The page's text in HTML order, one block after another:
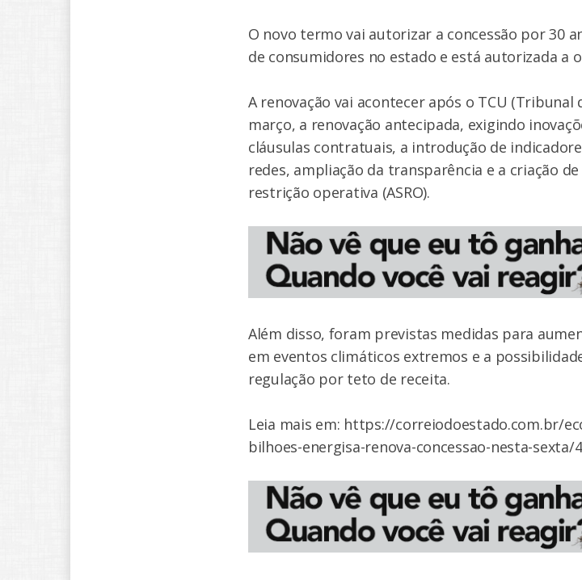
O novo termo vai autorizar a concessão por 30
de consumidores no estado e está autorizada a
A renovação vai acontecer após o TCU
março, a renovação antecipada, exigindo
cláusulas contratuais, a introdução de
redes, ampliação da transparência e a criação
restrição operativa (ASRO).
Além disso, foram previstas medidas para
em eventos climáticos extremos e a
regulação por teto de receita.
Leia mais em: https://correiodoestado.com.br/
bilhoes-energisa-renova-concessao-nesta-sexta/